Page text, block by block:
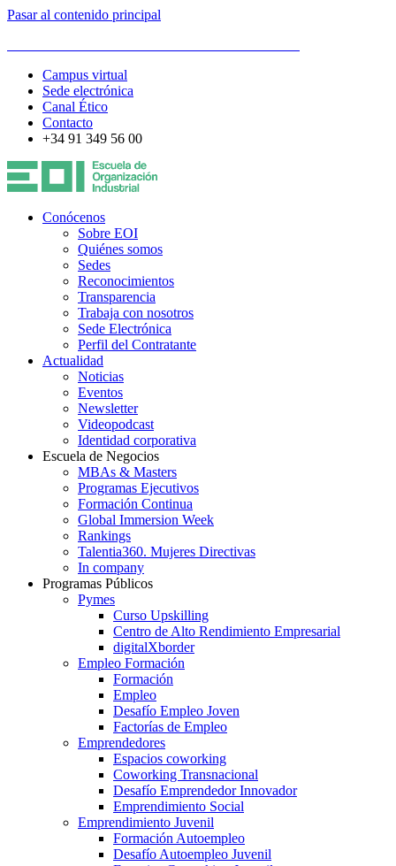
Pasar al contenido principal
Campus virtual
Sede electrónica
Canal Ético
Contacto
+34 91 349 56 00
Conócenos
Sobre EOI
Quiénes somos
Sedes
Reconocimientos
Transparencia
Trabaja con nosotros
Sede Electrónica
Perfil del Contratante
Actualidad
Noticias
Eventos
Newsletter
Videopodcast
Identidad corporativa
Escuela de Negocios
MBAs & Masters
Programas Ejecutivos
Formación Continua
Global Immersion Week
Rankings
Talentia360. Mujeres Directivas
In company
Programas Públicos
Pymes
Curso Upskilling
Centro de Alto Rendimiento Empresarial
digitalXborder
Empleo Formación
Formación
Empleo
Desafío Empleo Joven
Factorías de Empleo
Emprendedores
Espacios coworking
Coworking Transnacional
Desafío Emprendedor Innovador
Emprendimiento Social
Emprendimiento Juvenil
Formación Autoempleo
Desafío Autoempleo Juvenil